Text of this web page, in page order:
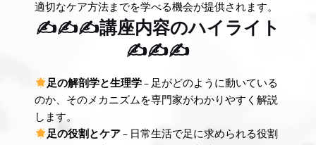
適切なケア方法までを学べる機会が提供されます。
✍✍✍講座内容のハイライト
✍✍✍
足の解剖学と生理学– 足がどのように動いている
のか、そのメカニズムを専門家がわかりやすく解説
します。
足の役割とケア– 日常生活で足に求められる役割